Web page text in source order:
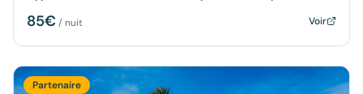
85€/ nuit Voir
Partenaire